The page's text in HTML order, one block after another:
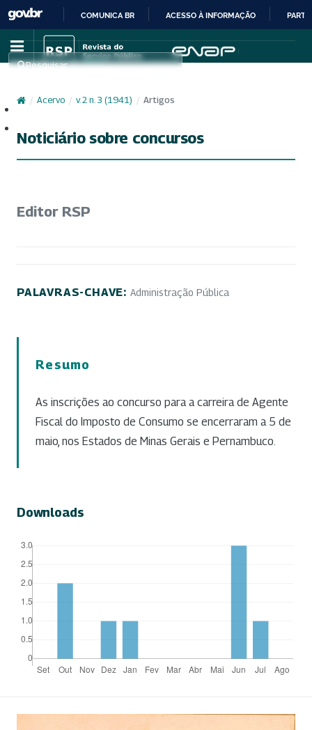
IR
PARA
CONTEÚDO
COMUNICA BR ACESSO À INFORMAÇÃO
Pesquisar
/ Acervo / v. 2 n. 3 (1941) / Artigos
Noticiário sobre concursos
Editor RSP
PALAVRAS-CHAVE: Administração Pública
Resumo
As inscrições ao concurso para a carreira de Agente
Fiscal do Imposto de Consumo se encerraram a 5 de
maio, nos Estados de Minas Gerais e Pernambuco.
Downloads